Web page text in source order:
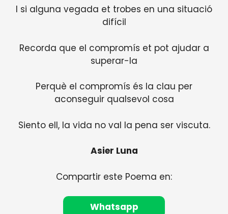
I si alguna vegada et trobes en una situació
difícil
Recorda que el compromís et pot ajudar a
superar-la
Perquè el compromís és la clau per
aconseguir qualsevol cosa
Siento ell, la vida no val la pena ser viscuta.
Asier Luna
Compartir este Poema en:
Whatsapp